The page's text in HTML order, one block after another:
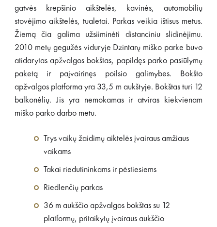
gatvės krepšinio aikštelės, kavinės, automobilių
stovėjimo aikštelės, tualetai. Parkas veikia ištisus metus.
Žiemą čia galima užsiiminėti distanciniu slidinėjimu.
2010 metų gegužės viduryje Dzintarų miško parke buvo
atidarytas apžvalgos bokštas, papildęs parko pasiūlymų
paketą ir paįvairinęs poilsio galimybes. Bokšto
apžvalgos platforma yra 33,5 m aukštyje. Bokštas turi 12
balkonėlių. Jis yra nemokamas ir atviras kiekvienam
miško parko darbo metu.
Trys vaikų žaidimų aiktelės įvairaus amžiaus
vaikams
Takai riedutininkams ir pėstiesiems
Riedlenčių parkas
36 m aukščio apžvalgos bokštas su 12
platformų, pritaikytų įvairaus aukščio